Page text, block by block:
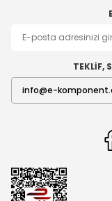
TEKLİF,